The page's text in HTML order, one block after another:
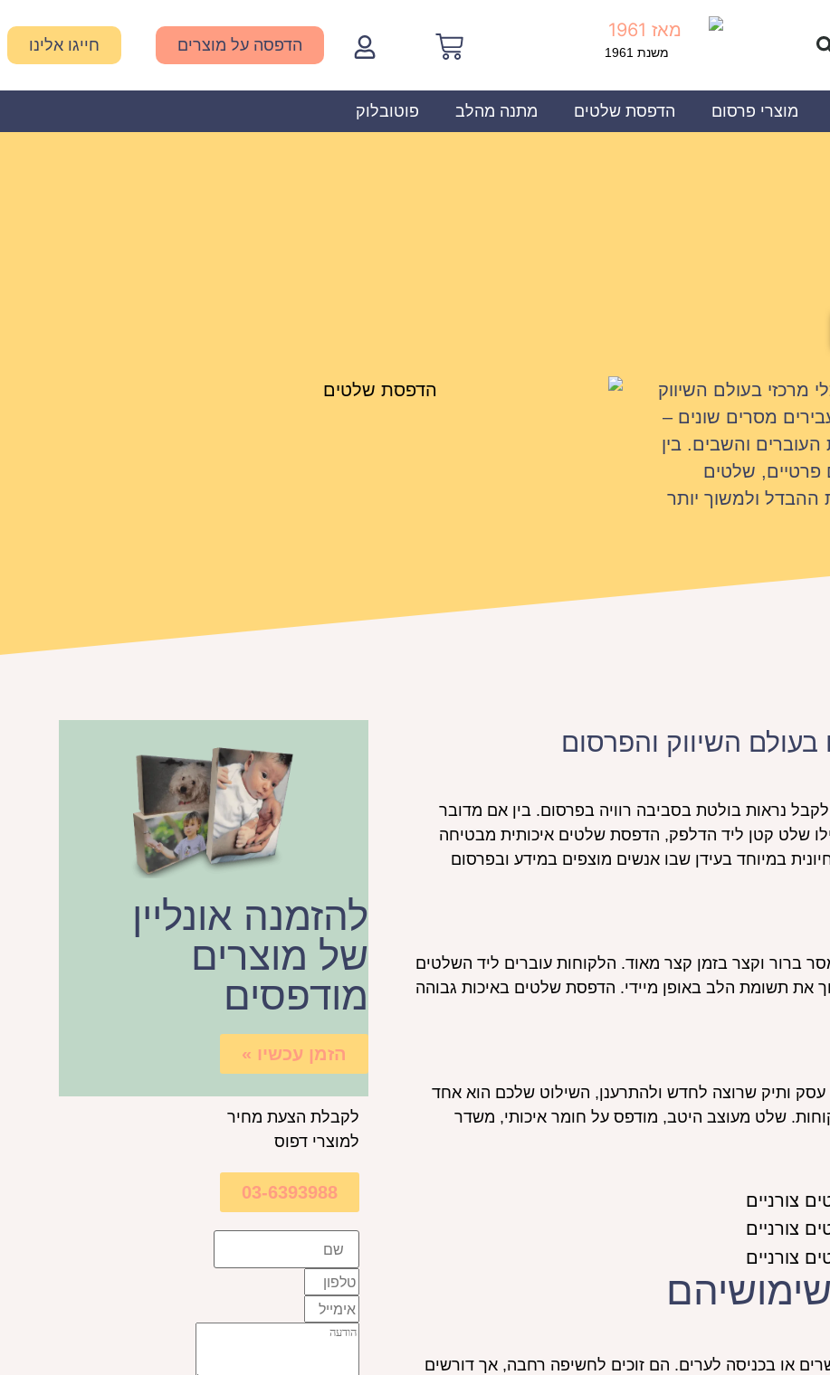
משנת 1961 הדפסה על מוצרים חייגו אלינו
מוצרי פרסום הדפסת שלטים מתנה מהלב פוטובלוק
מרכזי בעולם השיווק
מסרים שונים –
והשבים. בין
פרטיים, שלטים
ההבדל ולמשוך יותר
השיווק והפרסום
נראות בולטת בסביבה רוויה בפרסום. בין אם מדובר
שלט קטן ליד הדלפק, הדפסת שלטים איכותית מבטיחה
במיוחד בעידן שבו אנשים מוצפים במידע ובפרסום
ברור וקצר בזמן קצר מאוד. הלקוחות עוברים ליד השלטים
את תשומת הלב באופן מיידי. הדפסת שלטים באיכות גבוהה
ותיק שרוצה לחדש ולהתרענן, השילוט שלכם הוא אחד
שלט מעוצב היטב, מודפס על חומר איכותי, משדר
או בכניסה לערים. הם זוכים לחשיפה רחבה, אך דורשים
להזמנה אונליין
של מוצרים
מודפסים
הזמן עכשיו »
לקבלת הצעת מחיר
למוצרי דפוס
03-6393988